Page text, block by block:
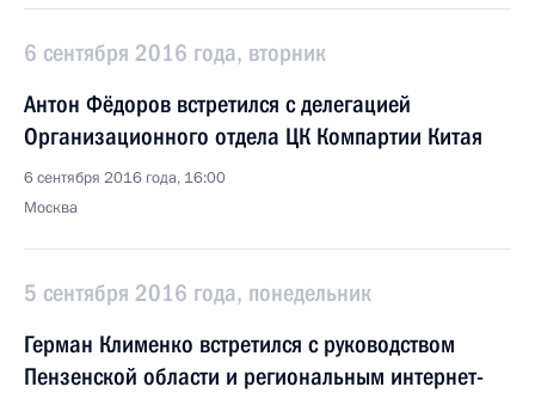
6 сентября 2016 года, вторник
Антон Фёдоров встретился с делегацией
Организационного отдела ЦК Компартии Китая
6 сентября 2016 года, 16:00
Москва
5 сентября 2016 года, понедельник
Герман Клименко встретился с руководством
Пензенской области и региональным интернет-